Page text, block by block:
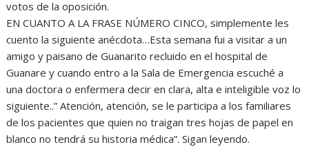
votos de la oposición.
EN CUANTO A LA FRASE NÚMERO CINCO, simplemente les
cuento la siguiente anécdota…Esta semana fui a visitar a un
amigo y paisano de Guanarito recluido en el hospital de
Guanare y cuando entro a la Sala de Emergencia escuché a
una doctora o enfermera decir en clara, alta e inteligible voz lo
siguiente..” Atención, atención, se le participa a los familiares
de los pacientes que quien no traigan tres hojas de papel en
blanco no tendrá su historia médica”. Sigan leyendo.